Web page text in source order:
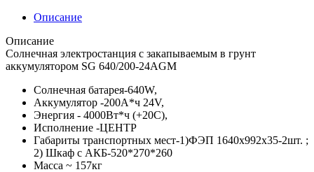
Описание
Описание
Солнечная электростанция с закапываемым в грунт
аккумулятором SG 640/200-24AGM
Солнечная батарея-640W,
Аккумулятор -200А*ч 24V,
Энергия - 4000Вт*ч (+20С),
Исполнение -ЦЕНТР
Габариты транспортных мест-1)ФЭП 1640х992х35-2шт. ;
2) Шкаф с АКБ-520*270*260
Масса ~ 157кг